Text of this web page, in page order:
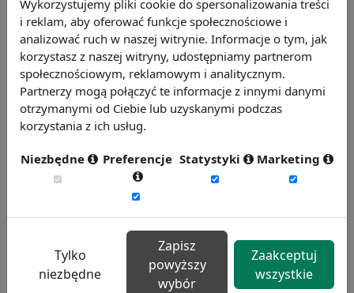
13 wymiarów oceny, aktualne benchmarki
ogólnopolskie, branżowe i regionalne.
Wykorzystujemy pliki cookie do spersonalizowania treści
i reklam, aby oferować funkcje społecznościowe i
analizować ruch w naszej witrynie. Informacje o tym, jak
korzystasz z naszej witryny, udostępniamy partnerom
społecznościowym, reklamowym i analitycznym.
Partnerzy mogą połączyć te informacje z innymi danymi
otrzymanymi od Ciebie lub uzyskanymi podczas
korzystania z ich usług.
Niezbędne Preferencje Statystyki Marketing
Tylko
niezbędne
Zapisz
powyższy
wybór
Zaakceptuj
wszystkie